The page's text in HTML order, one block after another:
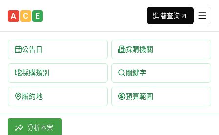
A C E 進階查詢
公告日 採購機關
採購類別 關鍵字
履約地 預算範圍
水彩的可能─2026桃園水彩藝術展委託專業服務案 招標公
採購類別：勞務類 娛樂,文化,體育服務 | 招標方式：經公開
分析本案